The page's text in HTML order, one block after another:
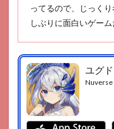
ジェ
ド・
ー～
11
天啓
パラ
ドク
ス
ってるので、じっく
しぶりに面白いゲー
ユグ
Nuverse